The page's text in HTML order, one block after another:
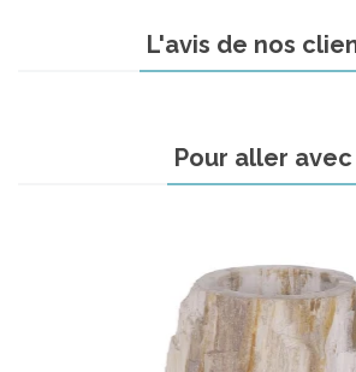
L'avis de nos
Pour aller avec